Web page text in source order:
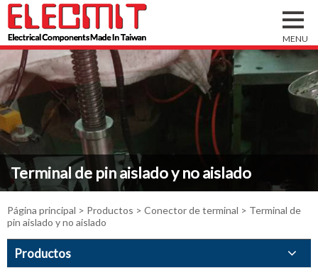
Terminal de pin aislado y no aislado
Página principal > Productos > Conector de terminal > Terminal de
pin aislado y no aislado
Productos